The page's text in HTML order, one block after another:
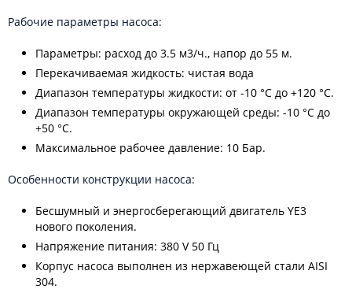
Рабочие параметры насоса:
Параметры: расход до 3.5 м3/ч., напор до 55 м.
Перекачиваемая жидкость: чистая вода
Диапазон температуры жидкости: от -10 °C до +120 °C.
Диапазон температуры окружающей среды: -10 °C до
+50 °C.
Максимальное рабочее давление: 10 Бар.
Особенности конструкции насоса:
Бесшумный и энергосберегающий двигатель YE3
нового поколения.
Напряжение питания: 380 V 50 Гц
Корпус насоса выполнен из нержавеющей стали AISI
304.